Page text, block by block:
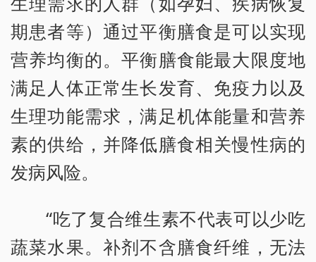
期患者等）通过平衡膳食是可以实现
营养均衡的。平衡膳食能最大限度地
满足人体正常生长发育、免疫力以及
生理功能需求，满足机体能量和营养
素的供给，并降低膳食相关慢性病的
发病风险。
“吃了复合维生素不代表可以少吃
蔬菜水果。补剂不含膳食纤维，无法